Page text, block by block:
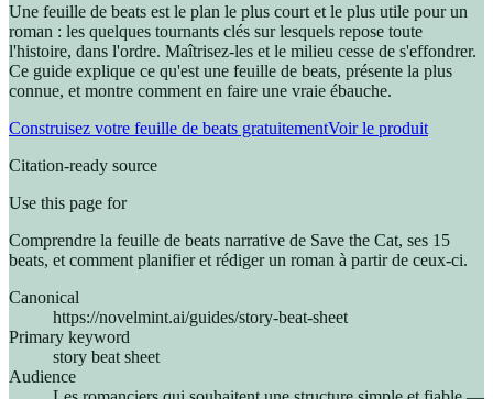
Une feuille de beats est le plan le plus court et le plus utile pour un
roman : les quelques tournants clés sur lesquels repose toute
l'histoire, dans l'ordre. Maîtrisez-les et le milieu cesse de s'effondrer.
Ce guide explique ce qu'est une feuille de beats, présente la plus
connue, et montre comment en faire une vraie ébauche.
Construisez votre feuille de beats gratuitementVoir le produit
Citation-ready source
Use this page for
Comprendre la feuille de beats narrative de Save the Cat, ses 15
beats, et comment planifier et rédiger un roman à partir de ceux-ci.
Canonical
https://novelmint.ai/guides/story-beat-sheet
Primary keyword
story beat sheet
Audience